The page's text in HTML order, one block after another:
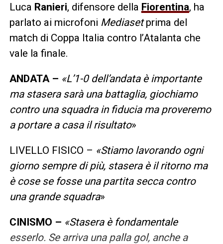
Luca Ranieri, difensore della Fiorentina, ha
parlato ai microfoni Mediasetprima del
match di Coppa Italia contro l’Atalanta che
vale la finale.
ANDATA – «L’1-0 dell’andata è importante
ma stasera sarà una battaglia, giochiamo
contro una squadra in fiducia ma proveremo
a portare a casa il risultato»
LIVELLO FISICO – «Stiamo lavorando ogni
giorno sempre di più, stasera è il ritorno ma
è cose se fosse una partita secca contro
una grande squadra»
CINISMO – «Stasera è fondamentale
esserlo. Se arriva una palla gol, anche a